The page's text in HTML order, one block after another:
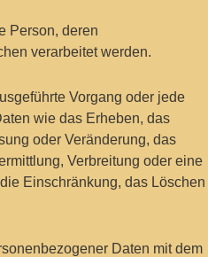
Person, deren
verarbeitet werden.
Vorgang oder jede
wie das Erheben, das
oder Veränderung, das
Verbreitung oder eine
Einschränkung, das Löschen
Daten mit dem